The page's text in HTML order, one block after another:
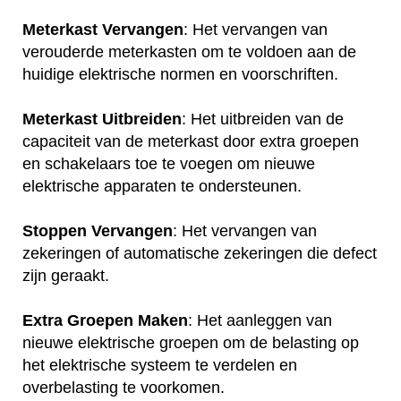
Meterkast Vervangen: Het vervangen van
verouderde meterkasten om te voldoen aan de
huidige elektrische normen en voorschriften.
Meterkast Uitbreiden: Het uitbreiden van de
capaciteit van de meterkast door extra groepen
en schakelaars toe te voegen om nieuwe
elektrische apparaten te ondersteunen.
Stoppen Vervangen: Het vervangen van
zekeringen of automatische zekeringen die defect
zijn geraakt.
Extra Groepen Maken: Het aanleggen van
nieuwe elektrische groepen om de belasting op
het elektrische systeem te verdelen en
overbelasting te voorkomen.